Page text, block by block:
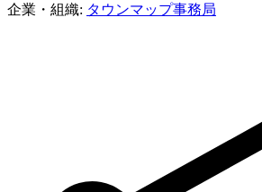
企業・組織: タウンマップ事務局